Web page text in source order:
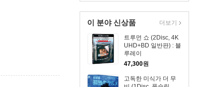
이 분야 신상품
트루먼 쇼 (2Disc, 4K
UHD+BD 일반판) : 블
루레이
47,300원
고독한 미식가 더 무
더보기